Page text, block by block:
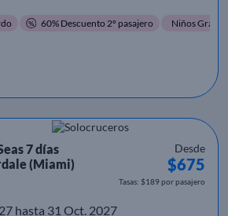
60% Descuento 2º pasajero Niños Gratis
7 días
(Miami)
Desde
$675
Tasas: $189 por pasajero
hasta 31 Oct. 2027